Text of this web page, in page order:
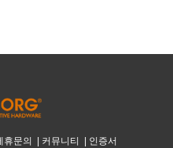
휴문의 커뮤니티 인증서